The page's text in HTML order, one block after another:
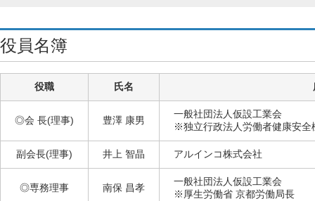
役員名簿
役職 氏名
◎会 長(理事) 豊澤 康男
一般社団法人仮設工業会
※独立行政法人労働者健康安
副会長(理事) 井上 智晶 アルインコ株式会社
◎専務理事 南保 昌孝
一般社団法人仮設工業会
※厚生労働省 京都労働局長